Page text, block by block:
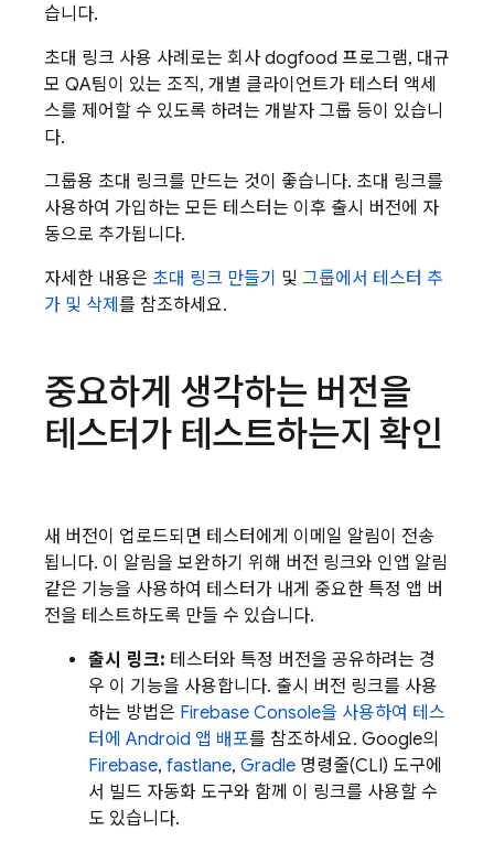
습니다.
초대 링크 사용 사례로는 회사 dogfood 프로그램, 대규
모 QA팀이 있는 조직, 개별 클라이언트가 테스터 액세
스를 제어할 수 있도록 하려는 개발자 그룹 등이 있습니
다.
그룹용 초대 링크를 만드는 것이 좋습니다. 초대 링크를
사용하여 가입하는 모든 테스터는 이후 출시 버전에 자
동으로 추가됩니다.
자세한 내용은 초대 링크 만들기 및 그룹에서 테스터 추
가 및 삭제 를 참조하세요.
중요하게 생각하는 버전을
테스터가 테스트하는지 확인
새 버전이 업로드되면 테스터에게 이메일 알림이 전송
됩니다. 이 알림을 보완하기 위해 버전 링크와 인앱 알림
같은 기능을 사용하여 테스터가 내게 중요한 특정 앱 버
전을 테스트하도록 만들 수 있습니다.
출시 링크: 테스터와 특정 버전을 공유하려는 경
우 이 기능을 사용합니다. 출시 버전 링크를 사용
하는 방법은 Firebase Console을 사용하여 테스
터에 Android 앱 배포를 참조하세요. Google의
Firebase, fastlane, Gradle 명령줄(CLI) 도구에
서 빌드 자동화 도구와 함께 이 링크를 사용할 수
도 있습니다.